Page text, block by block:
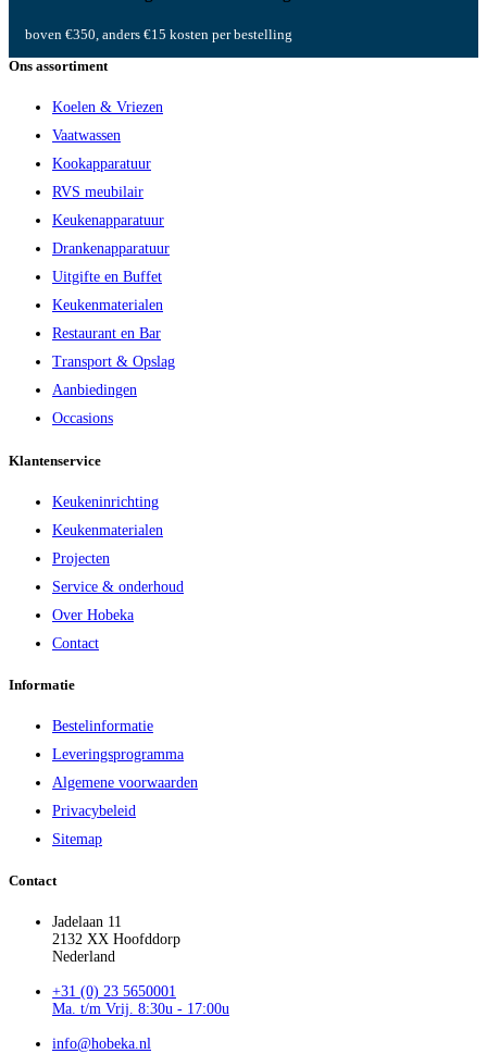
boven €350, anders €15 kosten per bestelling
Ons assortiment
Koelen & Vriezen
Vaatwassen
Kookapparatuur
RVS meubilair
Keukenapparatuur
Drankenapparatuur
Uitgifte en Buffet
Keukenmaterialen
Restaurant en Bar
Transport & Opslag
Aanbiedingen
Occasions
Klantenservice
Keukeninrichting
Keukenmaterialen
Projecten
Service & onderhoud
Over Hobeka
Contact
Informatie
Bestelinformatie
Leveringsprogramma
Algemene voorwaarden
Privacybeleid
Sitemap
Contact
Jadelaan 11
2132 XX Hoofddorp
Nederland
+31 (0) 23 5650001
Ma. t/m Vrij. 8:30u - 17:00u
info@hobeka.nl